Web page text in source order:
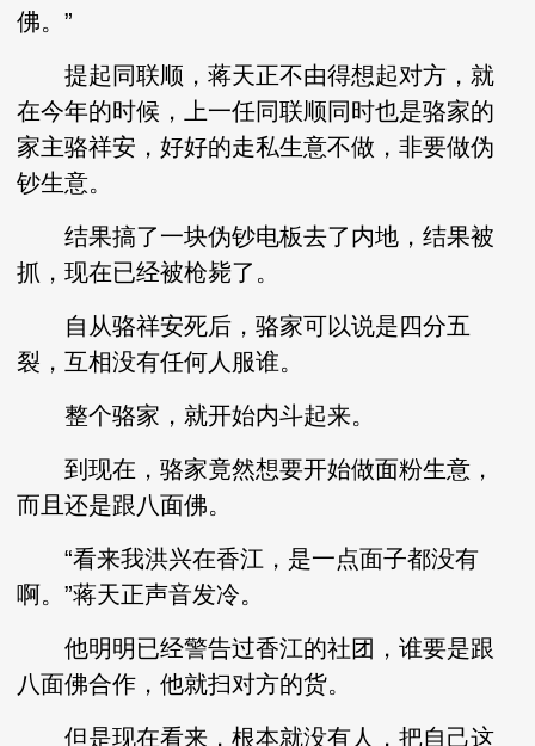
佛。”
提起同联顺，蒋天正不由得想起对方，就
在今年的时候，上一任同联顺同时也是骆家的
家主骆祥安，好好的走私生意不做，非要做伪
钞生意。
结果搞了一块伪钞电板去了内地，结果被
抓，现在已经被枪毙了。
自从骆祥安死后，骆家可以说是四分五
裂，互相没有任何人服谁。
整个骆家，就开始内斗起来。
到现在，骆家竟然想要开始做面粉生意，
而且还是跟八面佛。
“看来我洪兴在香江，是一点面子都没有
啊。”蒋天正声音发冷。
他明明已经警告过香江的社团，谁要是跟
八面佛合作，他就扫对方的货。
但是现在看来，根本就没有人，把自己这